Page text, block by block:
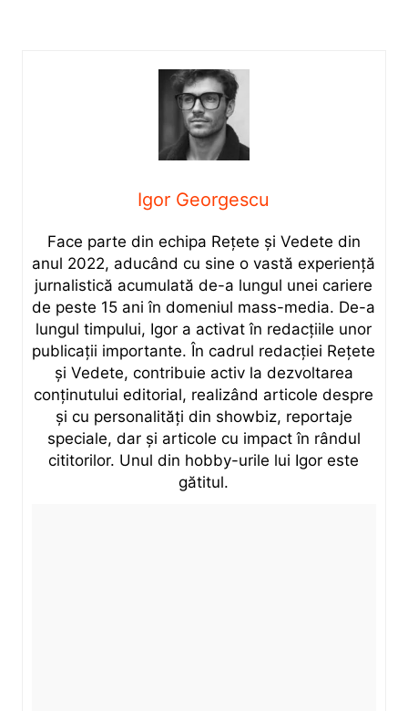
Igor Georgescu
Face parte din echipa Rețete și Vedete din
anul 2022, aducând cu sine o vastă experiență
jurnalistică acumulată de-a lungul unei cariere
de peste 15 ani în domeniul mass-media. De-a
lungul timpului, Igor a activat în redacțiile unor
publicații importante. În cadrul redacției Rețete
și Vedete, contribuie activ la dezvoltarea
conținutului editorial, realizând articole despre
și cu personalități din showbiz, reportaje
speciale, dar și articole cu impact în rândul
cititorilor. Unul din hobby-urile lui Igor este
gătitul.